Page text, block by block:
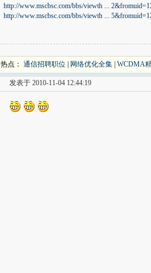
http://www.mscbsc.com/bbs/viewth ...
http://www.mscbsc.com/bbs/viewth ...
热点： 通信招聘职位 网络优化全集 WCDMA
发表于 2010-11-04 12:44:19